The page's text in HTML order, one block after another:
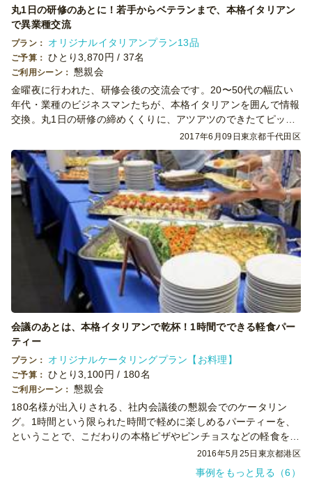
丸1日の研修のあとに！若手からベテランまで、本格イタリアン
で異業種交流
プラン： オリジナルイタリアンプラン13品
ご予算： ひとり3,870円 / 37名
ご利用シーン： 懇親会
金曜夜に行われた、研修会後の交流会です。20〜50代の幅広い
年代・業種のビジネスマンたちが、本格イタリアンを囲んで情報
交換。丸1日の研修の締めくくりに、アツアツのできたてピッツ
ァやフレッシュな食材を使ったケータリングをお召し上がりいた
だきました。
2017年6月09日 東京都千代田区
会議のあとは、本格イタリアンで乾杯！1時間でできる軽食パー
ティー
プラン： オリジナルケータリングプラン【お料理】
ご予算： ひとり3,100円 / 180名
ご利用シーン： 懇親会
180名様が出入りされる、社内会議後の懇親会でのケータリン
グ。1時間という限られた時間で軽めに楽しめるパーティーを、
ということで、こだわりの本格ピザやピンチョスなどの軽食をお
酒にあわせてご用意。短時間でもめいっぱいお楽しみいただける
よう、ボリュームや内容をしっかりと考えてご提供しました。
2016年5月25日 東京都港区
事例をもっと見る（6）